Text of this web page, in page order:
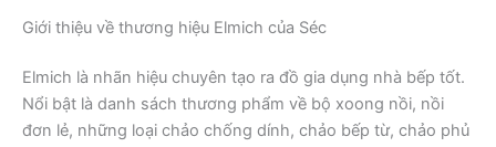
Giới thiệu về thương hiệu Elmich của Séc
Elmich là nhãn hiệu chuyên tạo ra đồ gia dụng nhà bếp tốt.
Nổi bật là danh sách thương phẩm về bộ xoong nồi, nồi
đơn lẻ, những loại chảo chống dính, chảo bếp từ, chảo phủ